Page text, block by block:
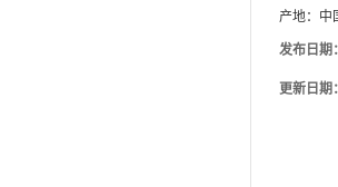
产地： 中
发布日期
更新日期